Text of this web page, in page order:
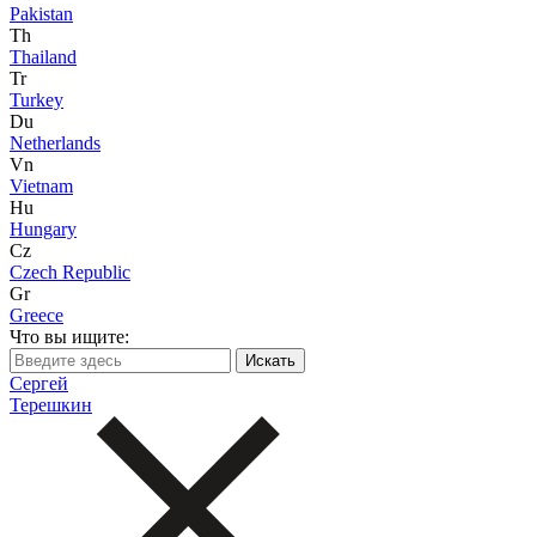
Pakistan
Th
Thailand
Tr
Turkey
Du
Netherlands
Vn
Vietnam
Hu
Hungary
Cz
Czech Republic
Gr
Greece
Что вы ищите:
Сергей
Терешкин